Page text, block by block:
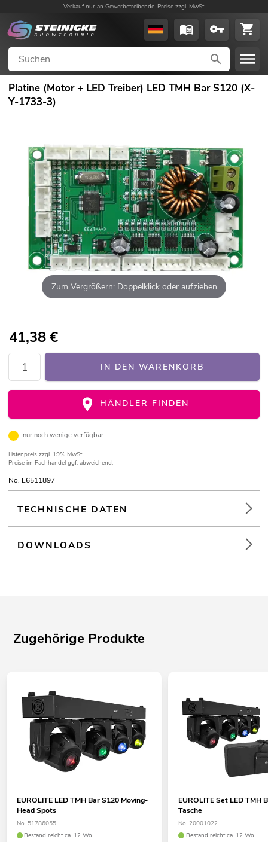
Verkauf nur an Gewerbetreibende. Preise zzgl. MwSt.
Platine (Motor + LED Treiber) LED TMH Bar S120 (X-
Y-1733-3)
Zum Vergrößern: Doppelklick oder aufziehen
41,38€
IN DEN WARENKORB
HÄNDLER FINDEN
nur noch wenige verfügbar
Listenpreis zzgl. 19% MwSt.
Preise im Fachhandel ggf. abweichend.
No. E6511897
TECHNISCHE DATEN
DOWNLOADS
Zugehörige Produkte
EUROLITE LED TMH Bar S120 Moving-
Head Spots
No. 51786055
Bestand reicht ca. 12 Wo.
EUROLITE Set LED TMH
Tasche
No. 20001022
Bestand reicht ca. 12 Wo.